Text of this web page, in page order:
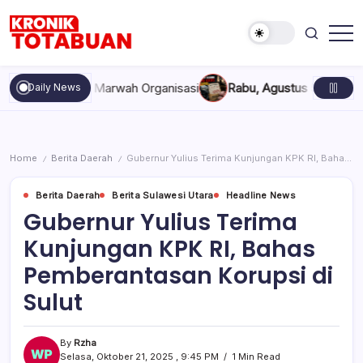
content
Totabuan
hari
ini
Kronik
Daily News
dan Marwah Organisasi Rabu, Agustus 5, 2026 , 11:44 AM
Home / Berita Daerah / Gubernur Yulius Terima Kunjungan KPK RI, Bahas Pemberantasan Korupsi di Sulut
Berita Daerah Berita Sulawesi Utara Headline News
Gubernur Yulius Terima
Kunjungan KPK RI, Bahas
Pemberantasan Korupsi di
Sulut
By Rzha
Selasa, Oktober 21, 2025 , 9:45 PM
1 Min Read